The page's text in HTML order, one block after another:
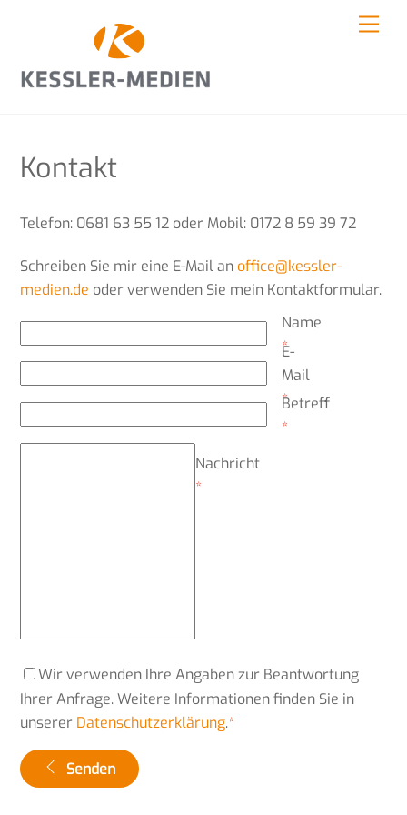
Kontakt
Telefon: 0681 63 55 12 oder Mobil: 0172 8 59 39 72
Schreiben Sie mir eine E-Mail an office@kessler-
medien.de oder verwenden Sie mein Kontaktformular.
Name
*
E-
Mail
*
Betreff
*
Nachricht
*
Wir verwenden Ihre Angaben zur Beantwortung
Ihrer Anfrage. Weitere Informationen finden Sie in
unserer Datenschutzerklärung.*
Senden